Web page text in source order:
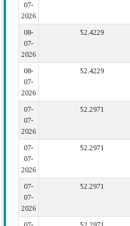
07-
2026
08-
07-
2026
52.4229
08-
07-
2026
52.4229
07-
07-
2026
52.2971
07-
07-
2026
52.2971
07-
07-
2026
52.2971